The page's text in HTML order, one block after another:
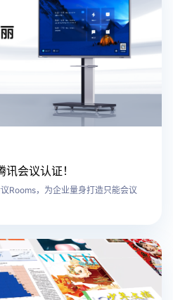
会议认证！
Rooms，为企业量身打造只能会议